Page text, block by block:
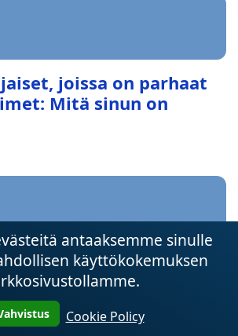
joissa on parhaat
Mitä sinun on
kolikkopelejä
antaaksemme sinulle
käyttökokemuksen
Cookie Policy